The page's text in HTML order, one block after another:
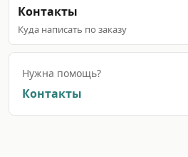
Контакты
Куда написать по заказу
Нужна помощь?
Контакты